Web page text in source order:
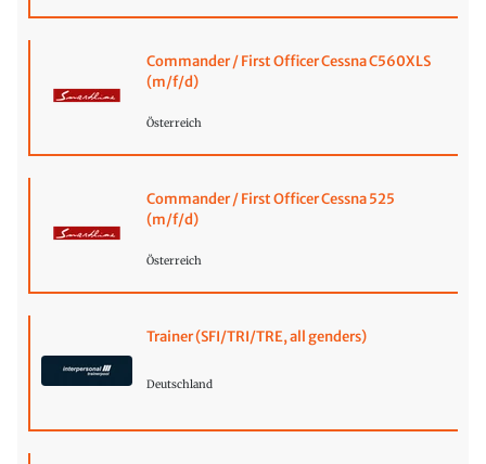
Commander / First Officer Cessna C560XLS
(m/f/d)
Österreich
Commander / First Officer Cessna 525
(m/f/d)
Österreich
Trainer (SFI/TRI/TRE, all genders)
Deutschland